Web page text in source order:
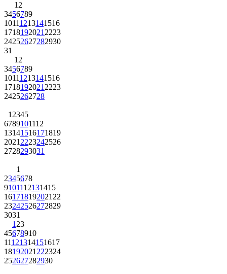
1 2
3456789
10111213141516
1718192021 2223
24252627282930
31
1 2
3456789
10111213141516
1718192021 2223
2425262728
1 2345
6789101112
13141516171819
2021 2223242526
2728293031
1
2345678
9101112131415
161718192021 22
23242526272829
3031
1 23
45678910
11121314151617
18192021 222324
252627282930